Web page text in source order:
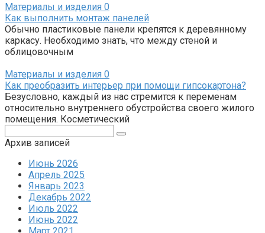
Материалы и изделия 0
Как выполнить монтаж панелей
Обычно пластиковые панели крепятся к деревянному
каркасу. Необходимо знать, что между стеной и
облицовочным
Материалы и изделия 0
Как преобразить интерьер при помощи гипсокартона?
Безусловно, каждый из нас стремится к переменам
относительно внутреннего обустройства своего жилого
помещения. Косметический
Архив записей
Июнь 2026
Апрель 2025
Январь 2023
Декабрь 2022
Июль 2022
Июнь 2022